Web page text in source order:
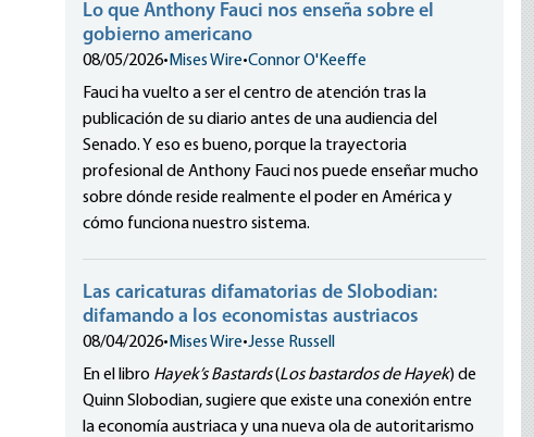
Lo que Anthony Fauci nos enseña sobre el
gobierno americano
08/05/2026• Mises Wire•Connor O'Keeffe
Fauci ha vuelto a ser el centro de atención tras la
publicación de su diario antes de una audiencia del
Senado. Y eso es bueno, porque la trayectoria
profesional de Anthony Fauci nos puede enseñar mucho
sobre dónde reside realmente el poder en América y
cómo funciona nuestro sistema.
Las caricaturas difamatorias de Slobodian:
difamando a los economistas austriacos
08/04/2026• Mises Wire•Jesse Russell
En el libro Hayek’s Bastards(Los bastardos de Hayek) de
Quinn Slobodian, sugiere que existe una conexión entre
la economía austriaca y una nueva ola de autoritarismo